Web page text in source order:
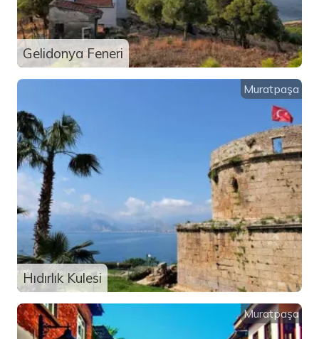
Gelidonya Feneri
Hıdırlık Kulesi
Muratpaşa
Muratpaşa